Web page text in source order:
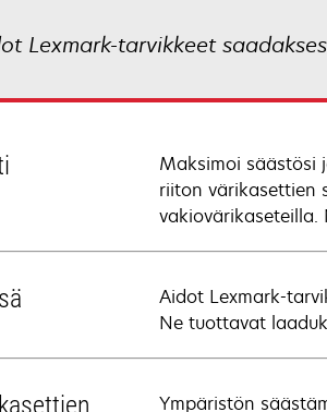
Lexmark-tarvikkeet
Maksimoi säästösi
riiton värikasettien
vakiovärikaseteilla.
Aidot Lexmark-
Ne tuottavat
Ympäristön